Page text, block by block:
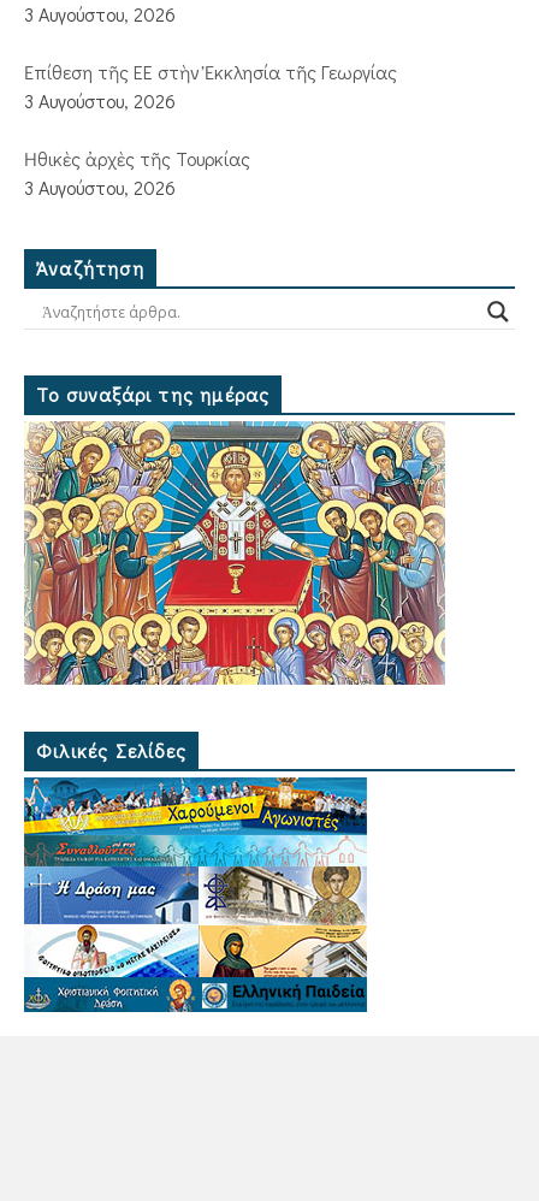
3 Αυγούστου, 2026
Ἐπίθεση τῆς ΕΕ στὴν Ἐκκλησία τῆς Γεωργίας
3 Αυγούστου, 2026
Ἠθικὲς ἀρχὲς τῆς Τουρκίας
3 Αυγούστου, 2026
Ἀναζήτηση
Το συναξάρι της ημέρας
Φιλικές Σελίδες